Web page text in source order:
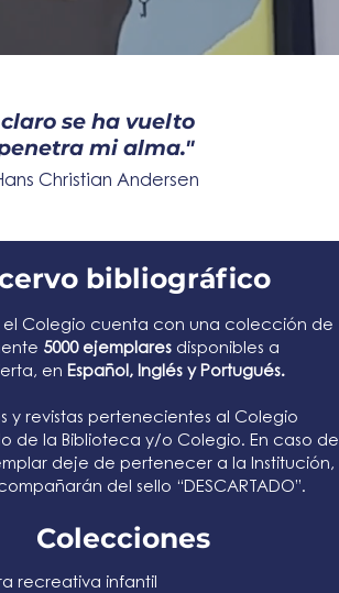
se ha vuelto
mi alma."
Christian Andersen
bibliográfico
Colegio cuenta con una colección de
5000 ejemplares disponibles a
en Español, Inglés y Portugués.
y revistas pertenecientes al Colegio
de la Biblioteca y/o Colegio. En caso de
deje de pertenecer a la Institución,
del sello “DESCARTADO”.
Colecciones
recreativa infantil